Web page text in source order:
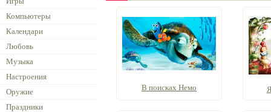
Компьютеры
Календари
Любовь
Музыка
Настроения
Оружие
Праздники
В поисках Немо